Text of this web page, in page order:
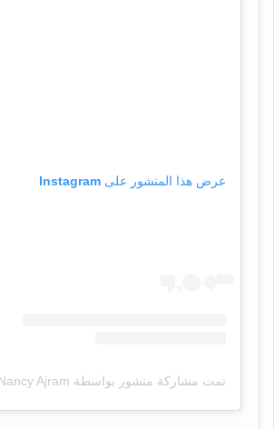
عرض هذا المنشور على Instagram
تمت مشاركة منشور بواسطة ‏‎Nancy Ajram‎‏ (@‏‎nancyajram‎‏)